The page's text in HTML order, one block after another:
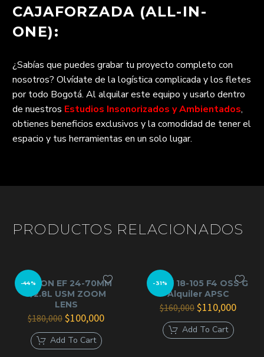
CAJAFORZADA (ALL-IN-
ONE):
¿Sabías que puedes grabar tu proyecto completo con
nosotros? Olvídate de la logística complicada y los fletes
por todo Bogotá. Al alquilar este equipo y usarlo dentro
de nuestros Estudios Insonorizados y Ambientados,
obtienes beneficios exclusivos y la comodidad de tener el
espacio y tus herramientas en un solo lugar.
PRODUCTOS RELACIONADOS
-44%
CANON EF 24-70MM
F/2.8L USM ZOOM
LENS
$180,000 El
precio
original
era:
$100,000El
Add To Cart
-31%
SONY 18-105 F4 OSS G
Alquiler APSC
$160,000 El
precio
original
era:
$110,000El
Add To Cart